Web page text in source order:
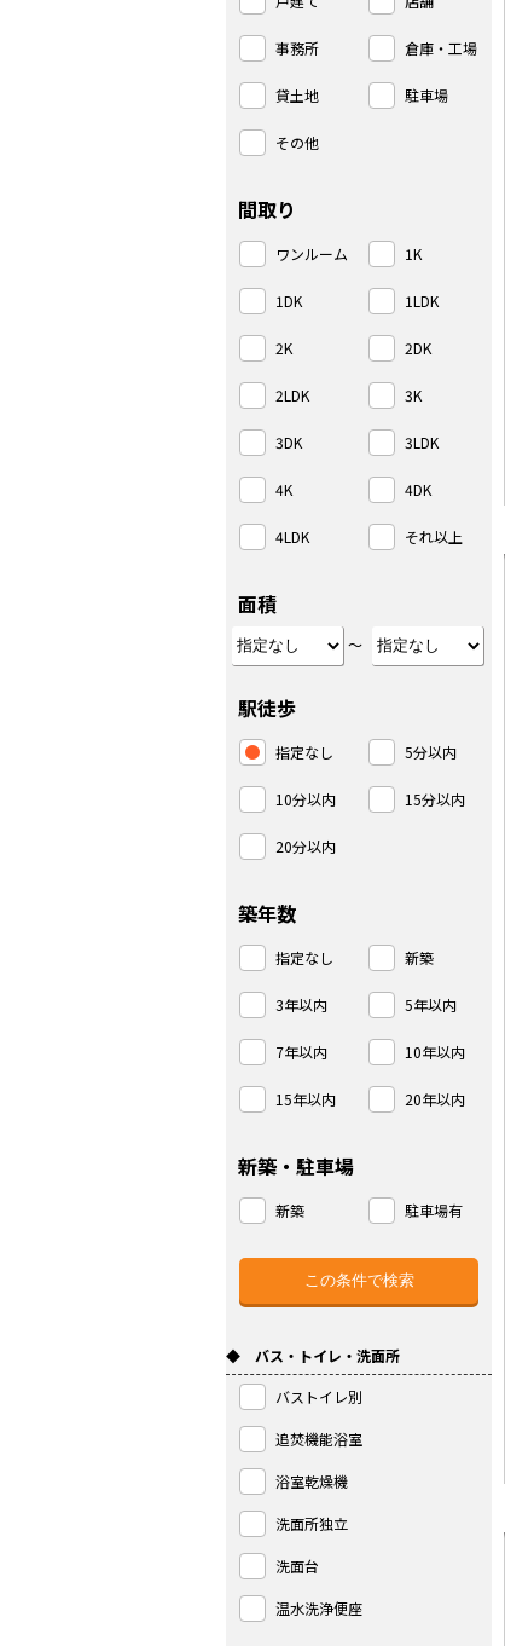
事務所 倉庫・工場
貸土地 駐車場
その他
間取り
ワンルーム 1K
1DK 1LDK
2K 2DK
2LDK 3K
3DK 3LDK
4K 4DK
4LDK それ以上
面積
～
駅徒歩
指定なし 5分以内
10分以内 15分以内
20分以内
築年数
指定なし 新築
3年以内 5年以内
7年以内 10年以内
15年以内 20年以内
新築・駐車場
新築 駐車場有
◆ バス・トイレ・洗面所
バストイレ別
追焚機能浴室
浴室乾燥機
洗面所独立
洗面台
温水洗浄便座